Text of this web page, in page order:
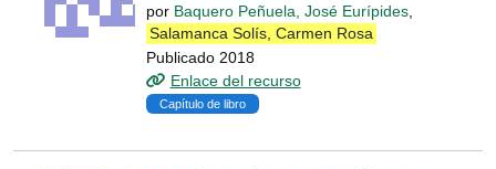
por Baquero Peñuela, José Eurípides
Salamanca Solís, Carmen Rosa
Publicado 2018
Enlace del recurso
Capítulo de libro